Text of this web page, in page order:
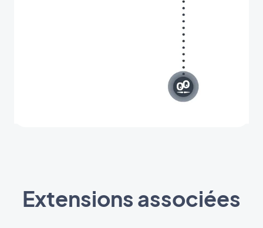
Extensions associées